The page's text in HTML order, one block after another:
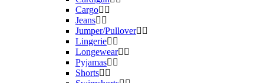
Cargo
Jeans
Jumper/Pullover
Lingerie
Longewear
Pyjamas
Shorts